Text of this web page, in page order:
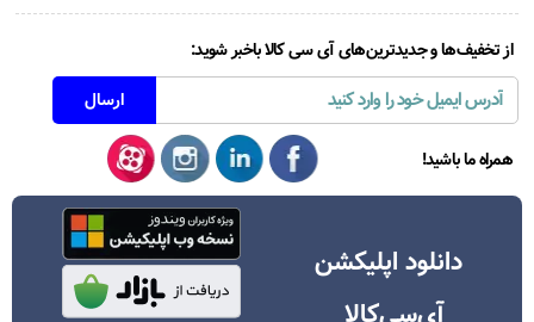
از تخفیف‌ها و جدیدترین‌های آی سی کالا باخبر شوید:
همراه ما باشید!
دانلود اپلیکشن